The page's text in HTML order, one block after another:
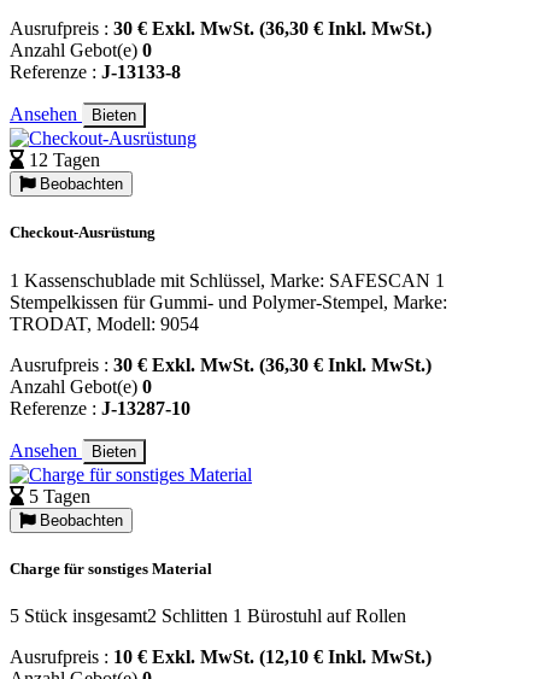
Ausrufpreis : 30 € Exkl. MwSt. (36,30 € Inkl. MwSt.)
Anzahl Gebot(e) 0
Referenze : J-13133-8
Ansehen Bieten
12 Tagen
Beobachten
Checkout-Ausrüstung
1 Kassenschublade mit Schlüssel, Marke: SAFESCAN 1
Stempelkissen für Gummi- und Polymer-Stempel, Marke:
TRODAT, Modell: 9054
Ausrufpreis : 30 € Exkl. MwSt. (36,30 € Inkl. MwSt.)
Anzahl Gebot(e) 0
Referenze : J-13287-10
Ansehen Bieten
5 Tagen
Beobachten
Charge für sonstiges Material
5 Stück insgesamt2 Schlitten 1 Bürostuhl auf Rollen
Ausrufpreis : 10 € Exkl. MwSt. (12,10 € Inkl. MwSt.)